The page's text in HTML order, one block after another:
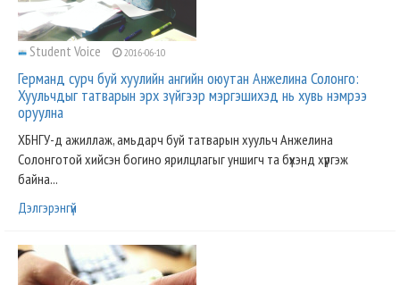
Student Voice 2016-06-10
Германд сурч буй хуулийн ангийн оюутан Анжелина Солонго:
Хуульчдыг татварын эрх зүйгээр мэргэшихэд нь хувь нэмрээ
оруулна
ХБНГУ-д ажиллаж, амьдарч буй татварын хуульч Анжелина
Солонготой хийсэн богино ярилцлагыг уншигч та бүхэнд хүргэж
байна...
Дэлгэрэнгүй